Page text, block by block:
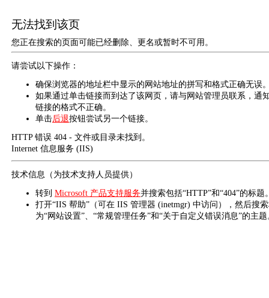
无法找到该页
您正在搜索的页面可能已经删除、更名或暂时不可用。
请尝试以下操作：
确保浏览器的地址栏中显示的网站地址的拼写和格式正确无误
如果通过单击链接而到达了该网页，请与网站管理员联系，通
链接的格式不正确。
单击后退按钮尝试另一个链接。
HTTP 错误 404 - 文件或目录未找到。
Internet 信息服务 (IIS)
技术信息（为技术支持人员提供）
转到 Microsoft 产品支持服务并搜索包括“HTTP”和“404”的标题
打开“IIS 帮助”（可在 IIS 管理器 (inetmgr) 中访问），然后搜
为“网站设置”、“常规管理任务”和“关于自定义错误消息”的主题